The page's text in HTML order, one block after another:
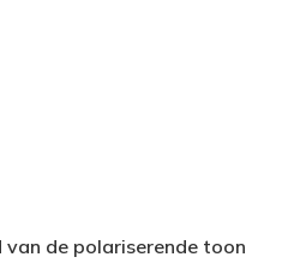
de polariserende toon